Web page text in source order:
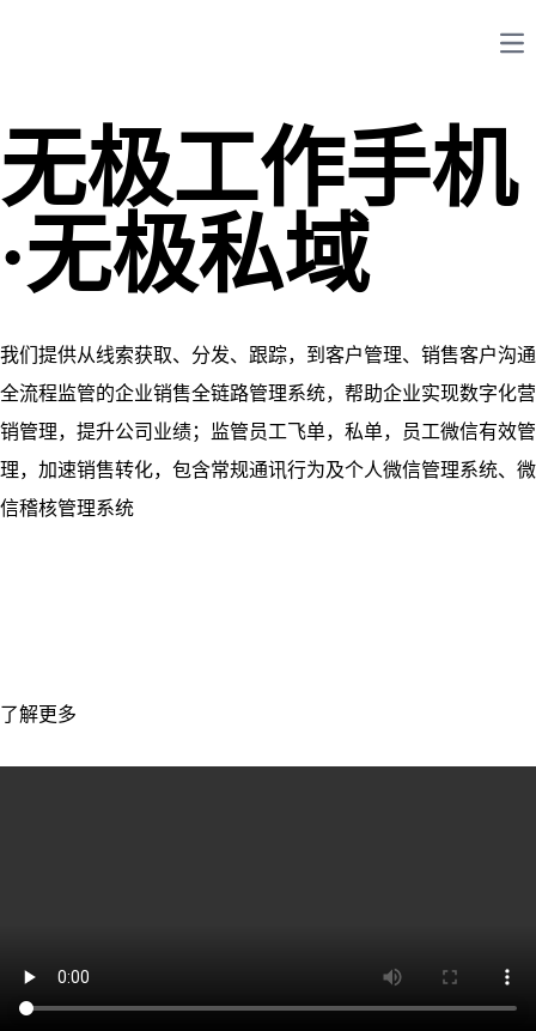
无极工作手机
·无极私域
我们提供从线索获取、分发、跟踪，到客户管理、销售客户沟通
全流程监管的企业销售全链路管理系统，帮助企业实现数字化营
销管理，提升公司业绩；监管员工飞单，私单，员工微信有效管
理，加速销售转化，包含常规通讯行为及个人微信管理系统、微
信稽核管理系统
了解更多